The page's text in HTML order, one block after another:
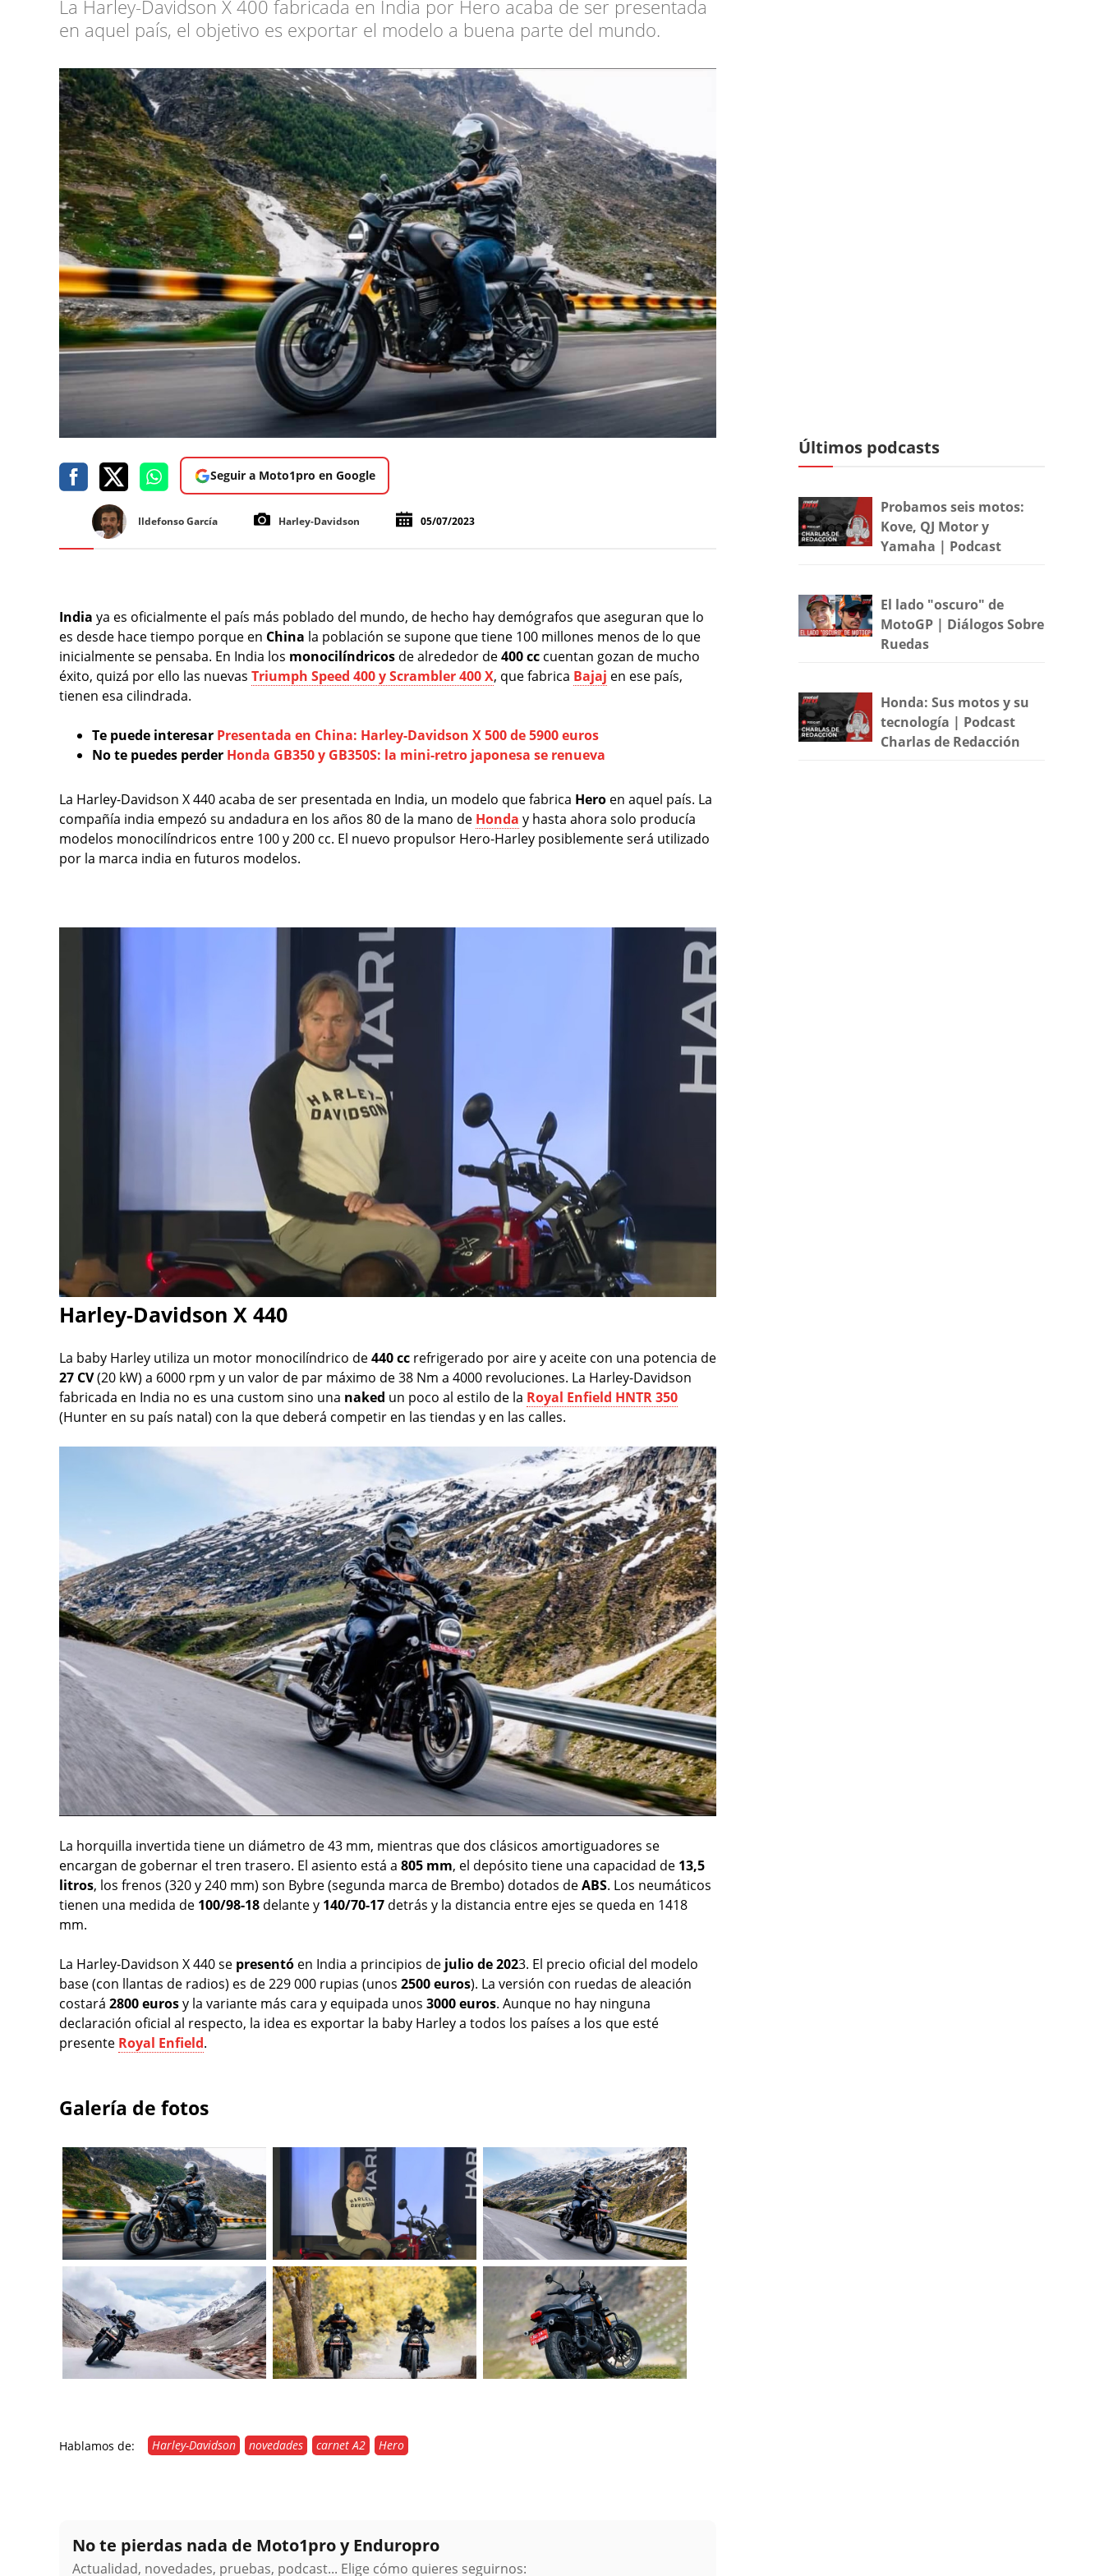
La Harley-Davidson X 400 fabricada en India por Hero acaba de ser presentada
en aquel país, el objetivo es exportar el modelo a buena parte del mundo.
Seguir a Moto1pro en Google
Ildefonso García Harley-Davidson 05/07/2023
India ya es oficialmente el país más poblado del mundo, de hecho hay demógrafos que aseguran que lo
es desde hace tiempo porque en China la población se supone que tiene 100 millones menos de lo que
inicialmente se pensaba. En India los monocilíndricos de alrededor de400 cc cuentan gozan de mucho
éxito, quizá por ello las nuevas Triumph Speed 400 y Scrambler 400 X, que fabrica Bajaj en ese país,
tienen esa cilindrada.
Te puede interesar Presentada en China: Harley-Davidson X 500 de 5900 euros
No te puedes perder Honda GB350 y GB350S: la mini-retro japonesa se renueva
La Harley-Davidson X 440 acaba de ser presentada en India, un modelo que fabrica Hero en aquel país. La
compañía india empezó su andadura en los años 80 de la mano de Honda y hasta ahora solo producía
modelos monocilíndricos entre 100 y 200 cc. El nuevo propulsor Hero-Harley posiblemente será utilizado
por la marca india en futuros modelos.
Harley-Davidson X 440
La baby Harley utiliza un motor monocilíndrico de440 cc refrigerado por aire y aceite con una potencia de
27 CV(20 kW) a 6000 rpm y un valor de par máximo de 38 Nm a 4000 revoluciones. La Harley-Davidson
fabricada en India no es una custom sino una naked un poco al estilo de la Royal Enfield HNTR 350
(Hunter en su país natal) con la que deberá competir en las tiendas y en las calles.
La horquilla invertida tiene un diámetro de 43 mm, mientras que dos clásicos amortiguadores se
encargan de gobernar el tren trasero. El asiento está a 805 mm, el depósito tiene una capacidad de 13,5
litros, los frenos (320 y 240 mm) son Bybre (segunda marca de Brembo) dotados deABS. Los neumáticos
tienen una medida de 100/98-18 delante y 140/70-17 detrás y la distancia entre ejes se queda en 1418
mm.
La Harley-Davidson X 440 se presentó en India a principios de julio de 2023. El precio oficial del modelo
base (con llantas de radios) es de 229 000 rupias (unos 2500 euros). La versión con ruedas de aleación
costará 2800 eurosy la variante más cara y equipada unos 3000 euros. Aunque no hay ninguna
declaración oficial al respecto, la idea es exportar la baby Harley a todos los países a los que esté
presente Royal Enfield.
Galería de fotos
Hablamos de: Harley-Davidson novedades carnet A2 Hero
No te pierdas nada de Moto1pro y Enduropro
Actualidad, novedades, pruebas, podcast... Elige cómo quieres seguirnos:
Últimos podcasts
Probamos seis motos:
Kove, QJ Motor y
Yamaha | Podcast
El lado "oscuro" de
MotoGP | Diálogos Sobre
Ruedas
Honda: Sus motos y su
tecnología | Podcast
Charlas de Redacción